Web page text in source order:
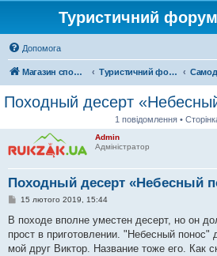
Туристичний
Допомога
Магазин спорядження Туристичний форум «Рюкзак»
Походный десерт
1 повідомлення •
Admin
Адміністратор
Походный десерт «Небесный
П
в
д
о
15 лютого 2019, 15:44
В походе вполне уместен десерт, но он
прост в приготовлении. "Небесный понос"
мой друг Виктор. Название тоже его. Как